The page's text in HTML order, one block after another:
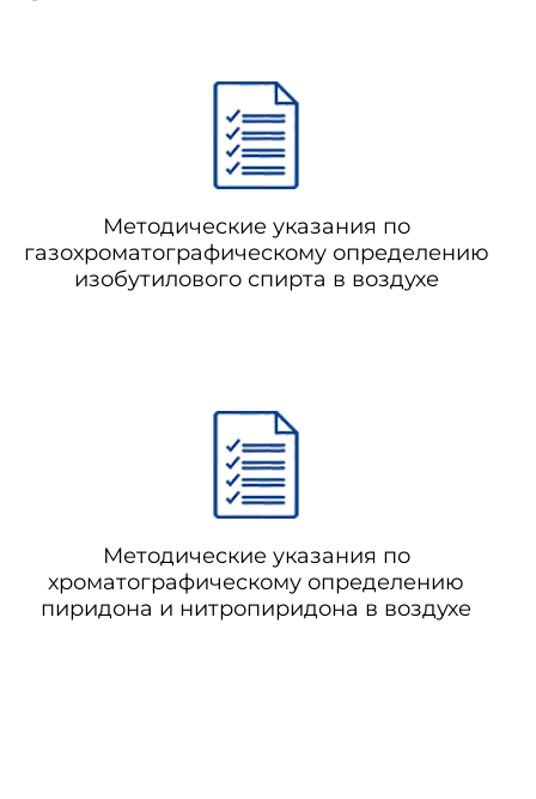
Методические указания по
газохроматографическому определению
изобутилового спирта в воздухе
Методические указания по
хроматографическому определению
пиридона и нитропиридона в воздухе